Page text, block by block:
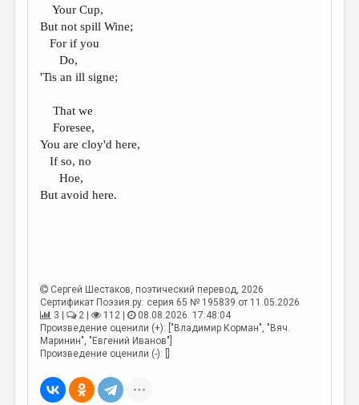
ОБЪЯВЛЕНИЯ
КОЛОНКА РЕДАКТОРА
РЕДКОЛЛЕГИЯ
ОТ РЕДАКЦИИ
МАЛАЯ ПРОЗА
ЭССЕИСТИКА
ЛИТЕРАТУРОВЕДЕНИЕ
ЦИКЛЫ ПУБЛИКАЦИЙ
ТРЕДИАКОВСКИЙ
МЕДИА
ВКОНТАКТЕ
Your Cup,
But not spill Wine;
For if you
Do,
'Tis an ill signe;
That we
Foresee,
You are cloy'd here,
If so, no
Hoe,
But avoid here.
Сергей Шестаков, поэтический перевод, 2026
Сертификат Поэзия.ру: серия 65 № 195839 от 11.05.2026
3 |
2 | 112 |
08.08.2026. 17:48:04
Произведение оценили (+): ["Владимир Корман", "Вяч.
Маринин", "Евгений Иванов"]
Произведение оценили (-): []